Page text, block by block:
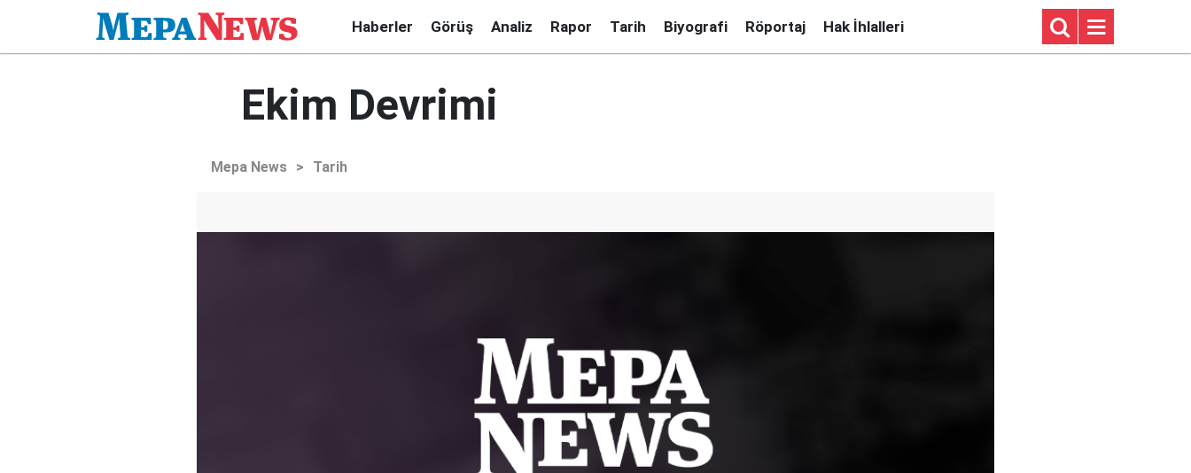
Haberler Görüş Analiz Rapor Tarih Biyografi Röportaj Hak İhlalleri
Ekim Devrimi
Mepa News > Tarih